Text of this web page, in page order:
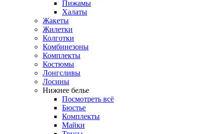
Пижамы
Халаты
Жакеты
Жилетки
Колготки
Комбинезоны
Комплекты
Костюмы
Лонгсливы
Лосины
Нижнее белье
Посмотреть всё
Бюстье
Комплекты
Майки